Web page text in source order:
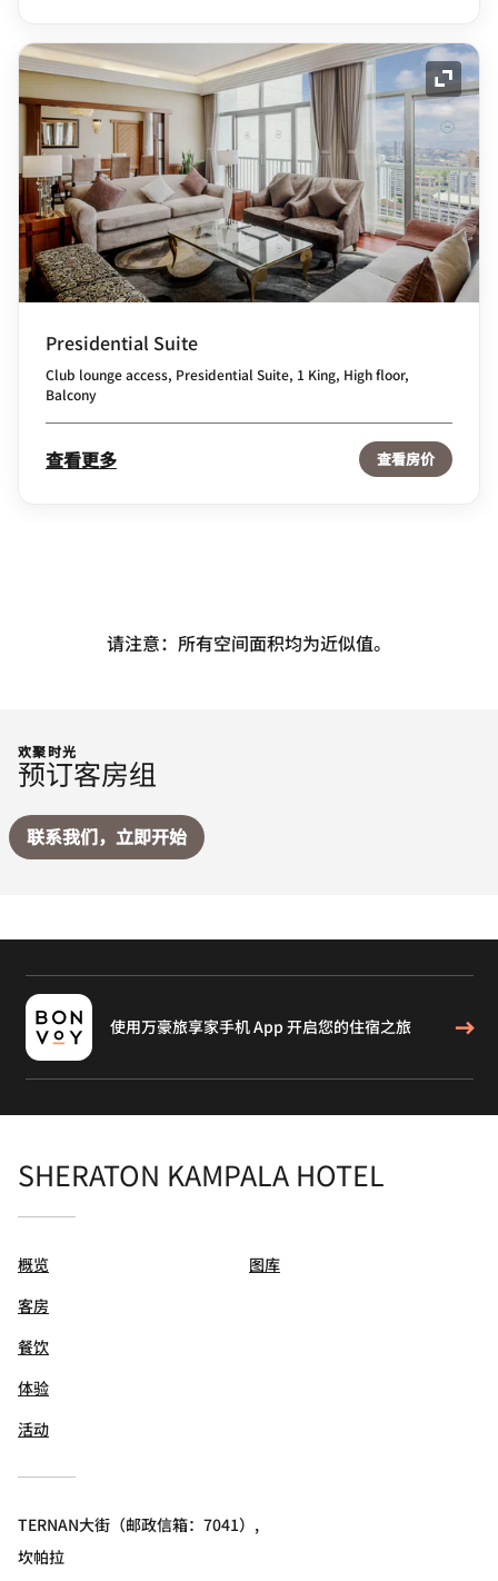
展开
Presidential Suite
Club lounge access, Presidential Suite, 1 King, High floor,
Balcony
查看更多 查看房价
请注意：所有空间面积均为近似值。
欢聚时光
预订客房组
联系我们，立即开始
使用万豪旅享家手机 App 开启您的住宿之旅
SHERATON KAMPALA HOTEL
概览
客房
餐饮
体验
活动
图库
TERNAN大街（邮政信箱：7041）,
坎帕拉